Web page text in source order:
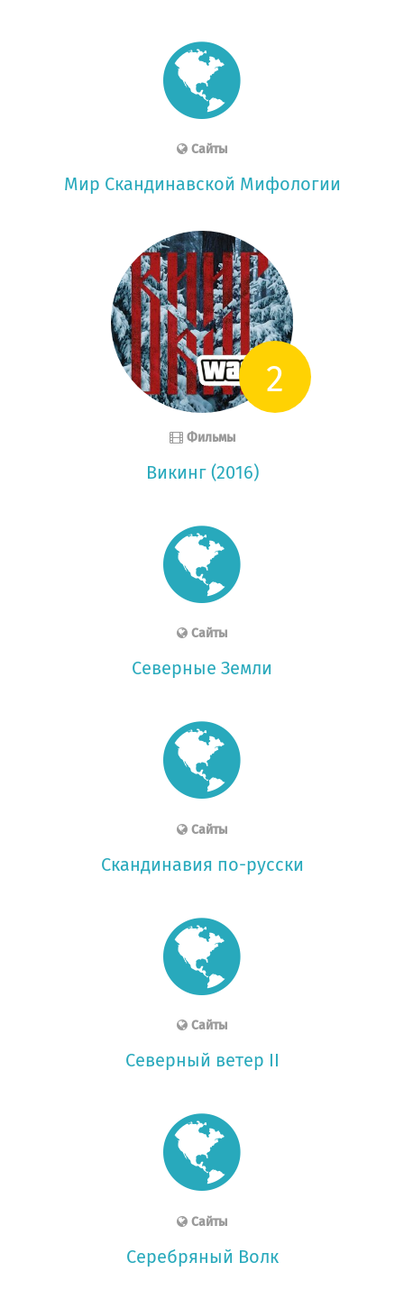
Сайты
Мир Скандинавской Мифологии
2
Фильмы
Викинг (2016)
Сайты
Северные Земли
Сайты
Скандинавия по-русски
Сайты
Северный ветер II
Сайты
Серебряный Волк